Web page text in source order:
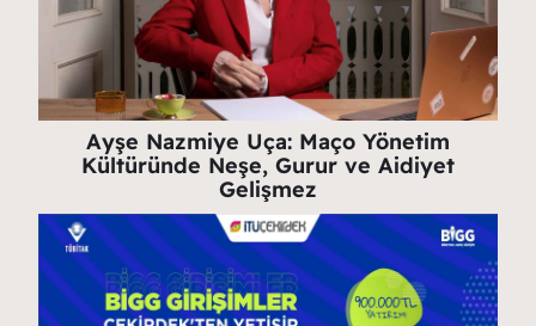
Ayşe Nazmiye Uça: Maço Yönetim
Kültüründe Neşe, Gurur ve Aidiyet
Gelişmez